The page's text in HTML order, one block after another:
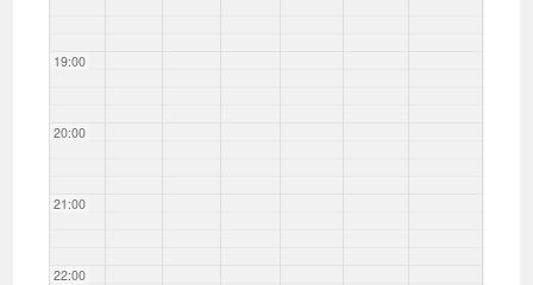
19:00
20:00
21:00
22:00